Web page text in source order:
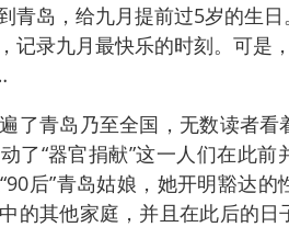
青岛，给九月提前过5岁的生
记录九月最快乐的时刻。可是
了青岛乃至全国，无数读者
了“器官捐献”这一人们在此
后”青岛姑娘，她开明豁达
的其他家庭，并且在此后的